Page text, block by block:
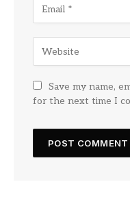
Save my name,
for the next time I